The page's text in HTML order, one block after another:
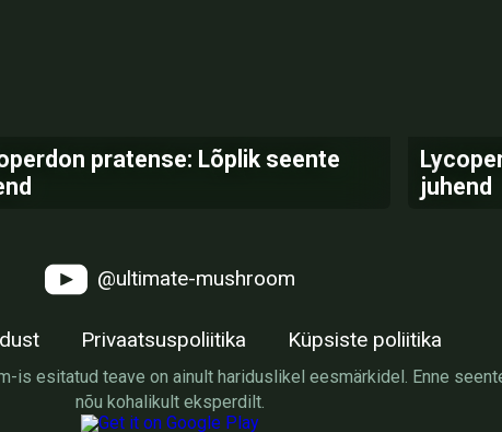
pratense: Lõplik seente
juhend
@ultimate-mushroom
Privaatsuspoliitika Küpsiste poliitika
is esitatud teave on ainult hariduslikel eesmärkidel. Enne
nõu kohalikult eksperdilt.